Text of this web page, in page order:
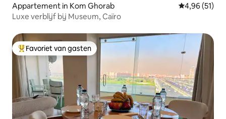
Appartement in Kom Ghorab Gemiddelde
4,96 (51)
Luxe verblijf bij Museum, Caïro
Topfavoriet van gasten
Favoriet van gasten